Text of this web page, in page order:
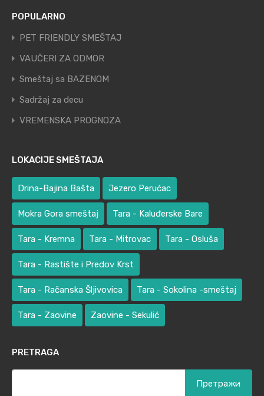
POPULARNO
PET FRIENDLY SMEŠTAJ
VAUČERI ZA ODMOR
Smeštaj sa BAZENOM
Sadržaj za decu
VREMENSKA PROGNOZA
LOKACIJE SMEŠTAJA
Drina-Bajina Bašta Jezero Perućac
Mokra Gora smeštaj Tara - Kaluđerske Bare
Tara - Kremna Tara - Mitrovac Tara - Osluša
Tara - Rastište i Predov Krst
Tara - Račanska Šljivovica Tara - Sokolina -smeštaj
Tara - Zaovine Zaovine - Sekulić
PRETRAGA